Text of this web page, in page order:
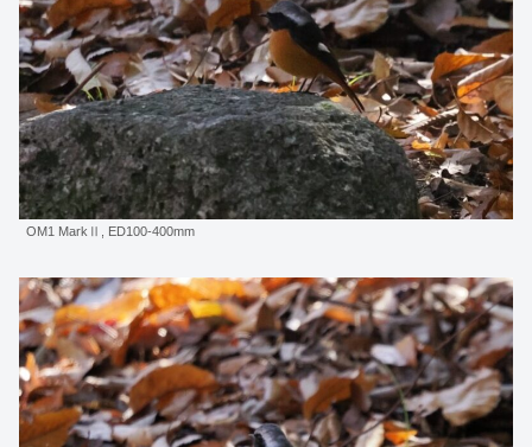
OM1 MarkⅡ, ED100-400mm